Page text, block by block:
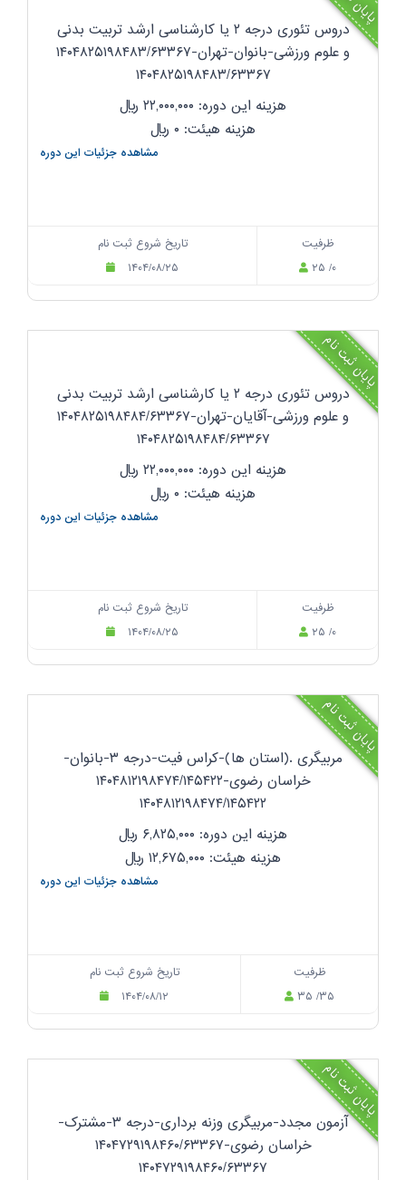
دروس تئوری درجه ۲ یا کارشناسی ارشد تربیت بدنی
و علوم ورزشی-بانوان-تهران-۱۴۰۴۸۲۵۱۹۸۴۸۳/۶۳۳۶۷
۱۴۰۴۸۲۵۱۹۸۴۸۳/۶۳۳۶۷
هزینه این دوره: ۲۲,۰۰۰,۰۰۰
ریال
هزینه هیئت: ۰
ریال
مشاهده جزئیات این دوره
تاریخ شروع ثبت نام
۱۴۰۴/۰۸/۲۵
ظرفیت
۲۵ /۰
پایان ثبت نام
دروس تئوری درجه ۲ یا کارشناسی ارشد تربیت بدنی
و علوم ورزشی-آقایان-تهران-۱۴۰۴۸۲۵۱۹۸۴۸۴/۶۳۳۶۷
۱۴۰۴۸۲۵۱۹۸۴۸۴/۶۳۳۶۷
هزینه این دوره: ۲۲,۰۰۰,۰۰۰
ریال
هزینه هیئت: ۰
ریال
مشاهده جزئیات این دوره
تاریخ شروع ثبت نام
۱۴۰۴/۰۸/۲۵
ظرفیت
۲۵ /۰
پایان ثبت نام
مربیگری .(استان ها)-کراس فیت-درجه ۳-بانوان-
خراسان رضوی-۱۴۰۴۸۱۲۱۹۸۴۷۴/۱۴۵۴۲۲
۱۴۰۴۸۱۲۱۹۸۴۷۴/۱۴۵۴۲۲
هزینه این دوره: ۶,۸۲۵,۰۰۰
ریال
هزینه هیئت: ۱۲,۶۷۵,۰۰۰
ریال
مشاهده جزئیات این دوره
تاریخ شروع ثبت نام
۱۴۰۴/۰۸/۱۲
ظرفیت
۳۵ /۳۵
پایان ثبت نام
آزمون مجدد-مربیگری وزنه برداری-درجه ۳-مشترک-
خراسان رضوی-۱۴۰۴۷۲۹۱۹۸۴۶۰/۶۳۳۶۷
۱۴۰۴۷۲۹۱۹۸۴۶۰/۶۳۳۶۷